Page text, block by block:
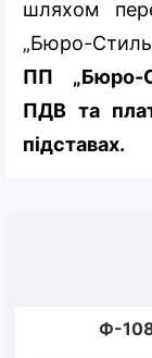
шляхом
„Бюро-
ПП „Бюро-
ПДВ та
підставах.
Ф-